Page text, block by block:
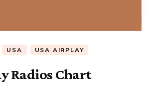
USA USA AIRPLAY
Radios Chart